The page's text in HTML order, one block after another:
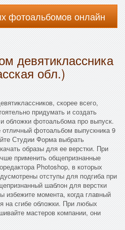
фотоальбомов онлайн
девятиклассника
обл.)
скорее всего,
придумать и создать
обложки фотоальбома про выпуск.
отличный фотоальбом выпускника 9
Студии Форма выбрать
образы для ее верстки. При
применить общепризнанные
Photoshop, в которых
отступы для подгиба при
шаблон для верстки
избежите момента, когда главный
на сгибе обложки. При любых
мастеров компании, они